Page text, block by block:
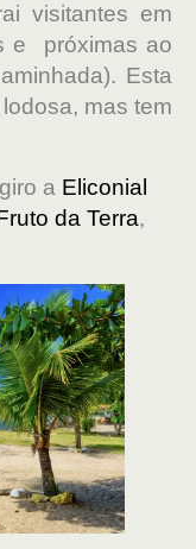
visitantes em
e próximas ao
Esta
mas tem
a Eliconial
da Terra,